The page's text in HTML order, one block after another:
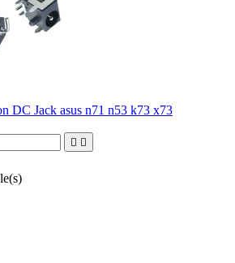
DC Jack asus n71 n53 k73 x73
 